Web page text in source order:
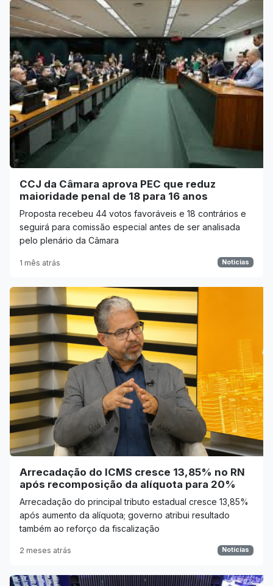
CCJ da Câmara aprova PEC que reduz
maioridade penal de 18 para 16 anos
Proposta recebeu 44 votos favoráveis e 18 contrários e
seguirá para comissão especial antes de ser analisada
pelo plenário da Câmara
1 mês atrás Noticias
Arrecadação do ICMS cresce 13,85% no RN
após recomposição da alíquota para 20%
Arrecadação do principal tributo estadual cresce 13,85%
após aumento da alíquota; governo atribui resultado
também ao reforço da fiscalização
2 meses atrás Noticias